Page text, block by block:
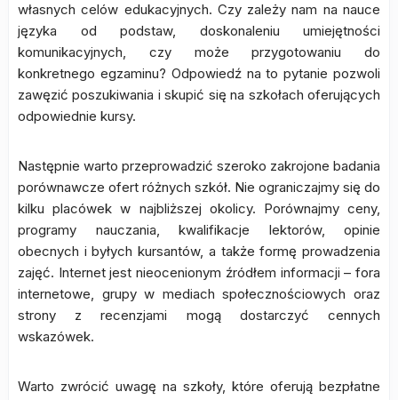
własnych celów edukacyjnych. Czy zależy nam na nauce
języka od podstaw, doskonaleniu umiejętności
komunikacyjnych, czy może przygotowaniu do
konkretnego egzaminu? Odpowiedź na to pytanie pozwoli
zawęzić poszukiwania i skupić się na szkołach oferujących
odpowiednie kursy.
Następnie warto przeprowadzić szeroko zakrojone badania
porównawcze ofert różnych szkół. Nie ograniczajmy się do
kilku placówek w najbliższej okolicy. Porównajmy ceny,
programy nauczania, kwalifikacje lektorów, opinie
obecnych i byłych kursantów, a także formę prowadzenia
zajęć. Internet jest nieocenionym źródłem informacji – fora
internetowe, grupy w mediach społecznościowych oraz
strony z recenzjami mogą dostarczyć cennych
wskazówek.
Warto zwrócić uwagę na szkoły, które oferują bezpłatne